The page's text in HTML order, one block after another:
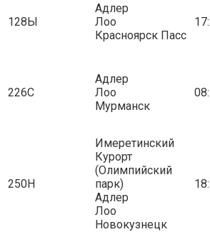
128Ы
Адлер
Лоо
Красноярск Пасс
226С
Адлер
Лоо
Мурманск
250Н
Имеретинский
Курорт
(Олимпийский
парк)
Адлер
Лоо
Новокузнецк